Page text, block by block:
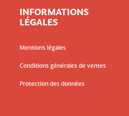
INFORMATIONS
LÉGALES
Mentions légales
Conditions générales de ventes
Protection des données